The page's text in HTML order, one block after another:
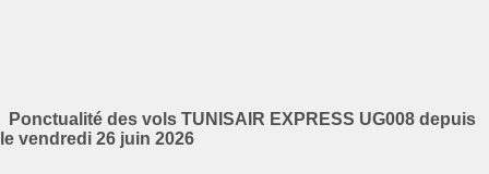
Ponctualité des vols TUNISAIR EXPRESS UG008 depuis
le vendredi 26 juin 2026